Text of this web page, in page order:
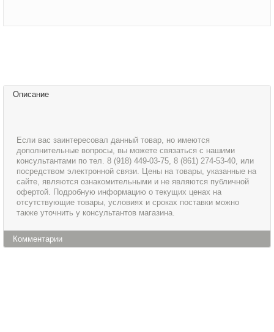
Описание
Если вас заинтересовал данный товар, но имеются
дополнительные вопросы, вы можете связаться с нашими
консультантами по тел. 8 (918) 449-03-75, 8 (861) 274-53-40, или
посредством электронной связи. Цены на товары, указанные на
сайте, являются ознакомительными и не являются публичной
офертой. Подробную информацию о текущих ценах на
отсутствующие товары, условиях и сроках поставки можно
также уточнить у консультантов магазина.
Комментарии